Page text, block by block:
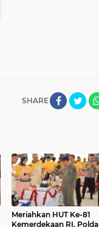
SHARE
Meriahkan HUT Ke-81
Kemerdekaan RI, Polda